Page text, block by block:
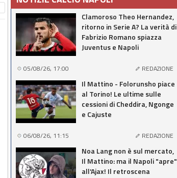
Clamoroso Theo Hernandez,
ritorno in Serie A? La verità di
Fabrizio Romano spiazza
Juventus e Napoli
05/08/26, 17:00 REDAZIONE
Il Mattino - Folorunsho piace
al Torino! Le ultime sulle
cessioni di Cheddira, Ngonge
e Cajuste
06/08/26, 11:15 REDAZIONE
Noa Lang non è sul mercato,
Il Mattino: ma il Napoli "apre"
all'Ajax! Il retroscena